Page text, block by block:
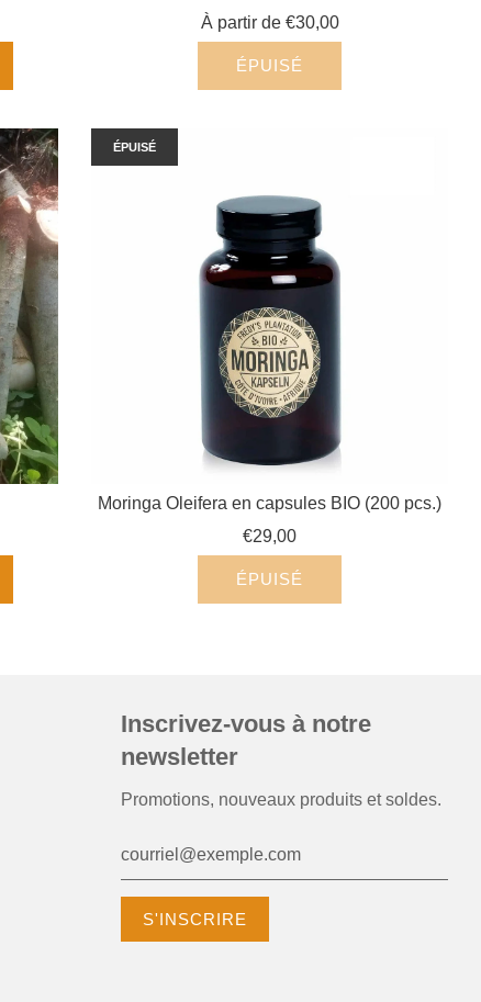
À partir de €30,00
ÉPUISÉ
ÉPUISÉ
Moringa Oleifera en capsules BIO (200 pcs.)
€29,00
ÉPUISÉ
Inscrivez-vous à notre
newsletter
Promotions, nouveaux produits et soldes.